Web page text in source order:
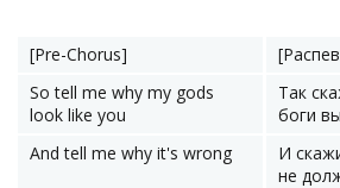
[Pre-Chorus]
So tell me why my gods
look like you
Так
боги
And tell me why it's wrong
И
не